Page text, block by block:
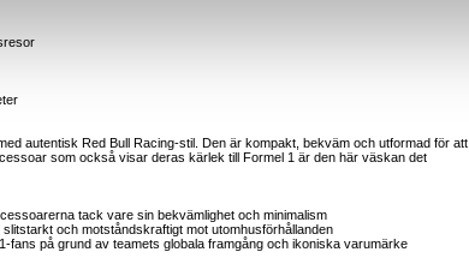
autentisk Red Bull Racing-stil. Den är kompakt, bekväm och utformad för att
som också visar deras kärlek till Formel 1 är den här väskan det
tack vare sin bekvämlighet och minimalism
och motståndskraftigt mot utomhusförhållanden
på grund av teamets globala framgång och ikoniska varumärke